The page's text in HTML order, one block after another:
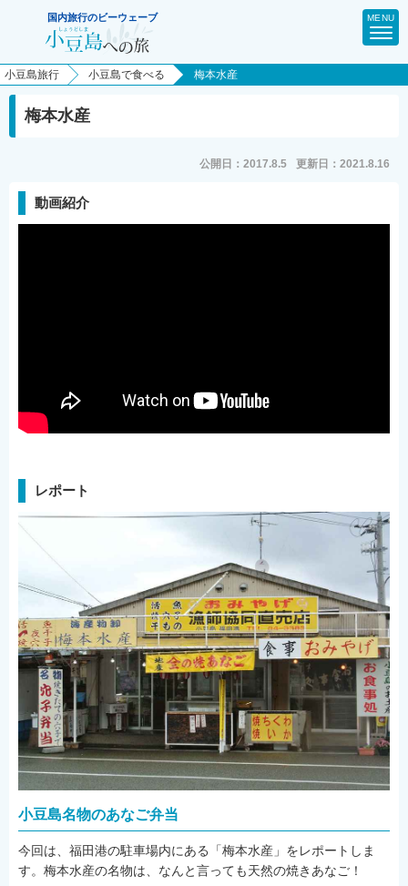
MENU
小豆島旅行TOP
高松発
小豆島ってどんなところ？
小豆島のアクセス
小豆島に泊まる
モデルコース
ご案内
マイページの使い方
お支払方法
小豆島旅行 小豆島で食べる 梅本水産
梅本水産
公開日： 2017.8.5 更新日： 2021.8.16
動画紹介
レポート
小豆島名物のあなご弁当
今回は、福田港の駐車場内にある「梅本水産」をレポートしま
す。梅本水産の名物は、なんと言っても天然の焼きあなご！